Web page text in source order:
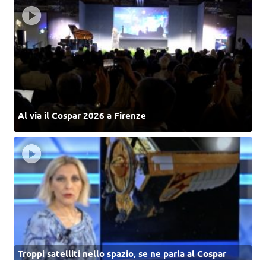
Al via il Cospar 2026 a Firenze
Troppi satelliti nello spazio, se ne parla al Cospar